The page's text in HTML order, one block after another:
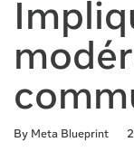
By Meta Blueprint
Duration
Difficulty
Average rating: 4.6
5 reviews